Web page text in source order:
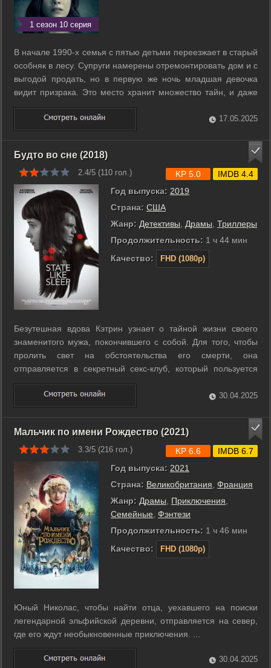
1 сезон 10 серия
В начале 1990-х семья с пятью детьми переезжает в старый
особняк в лесу. Супруги намерены отремонтировать дом и с
выгодой продать, но в первую же ночь младшая девочка
видит призрака. Это место хранит множество тайн, и даже
через много лет, уже взрослыми, жившие в нём никак не
могут разобраться со своей жизнью. ...
17.05.2025
Будто во сне (2018)
2.4/5 (110 гол.)
Год выпуска: 2019
Страна: США
Жанр: Детективы, Драмы, Триллеры
Продолжительность: 1 ч 44 мин
Качество:
FHD (1080p)
KP 5.0 IMDB 4.4
Безутешная вдова Кэтрин узнает о тайной жизни своего
знаменитого мужа, покончившего с собой. Для того, чтобы
пролить свет на обстоятельства его смерти, она
отправляется в секретный секс-клуб, который пользуется
популярностью у мужчин высшего света, и начинает
расследование. ...
30.04.2025
Мальчик по имени Рождество (2021)
3.3/5 (216 гол.)
Год выпуска: 2021
Страна: Великобритания Франция
Жанр: Драмы Приключения
Семейные Фэнтези
Продолжительность: 1 ч 46 мин
Качество:
FHD (1080p)
KP 6.6 IMDB 6.7
Юный Николас, чтобы найти отца, уехавшего на поиски
легендарной эльфийской деревни, отправляется на север,
где его ждут необыкновенные приключения. ...
30.04.2025